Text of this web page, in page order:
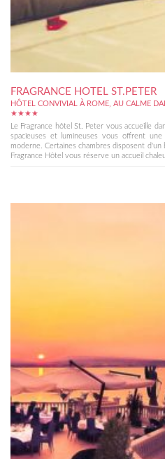
FRAGRANCE HOTEL ST.PETER
HÔTEL CONVIVIAL À ROME, AU CALME
★★★★
Le Fragrance hôtel St. Peter vous accueille
spacieuses et lumineuses vous offrent
moderne. Certaines chambres disposent
Fragrance Hôtel vous réserve un accueil